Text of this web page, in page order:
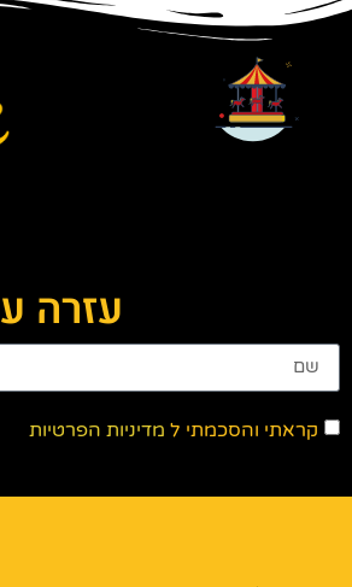
עזרה
קראתי והסכמתי ל מדיניות הפרטיות